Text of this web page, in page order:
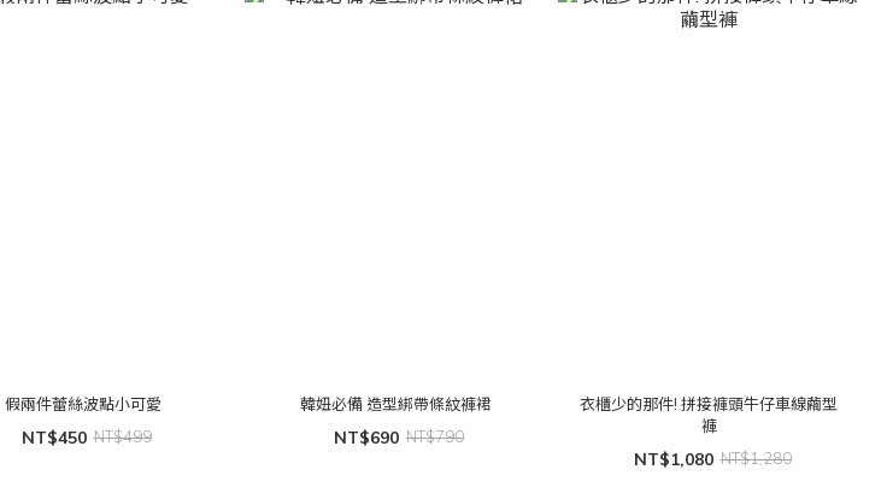
假兩件蕾絲波點小可愛
NT$450 NT$499
韓妞必備 造型綁帶條紋褲裙
NT$690 NT$790
衣櫃少的那件! 拼接褲頭牛仔車線繭型
褲
NT$1,080 NT$1,280